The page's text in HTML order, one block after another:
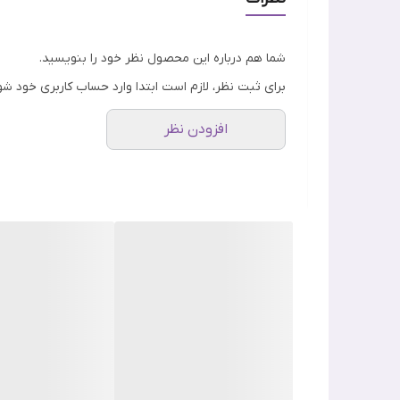
شما هم درباره این محصول نظر خود را بنویسید.
برای ثبت نظر، لازم است ابتدا وارد حساب کاربری خود
افزودن نظر